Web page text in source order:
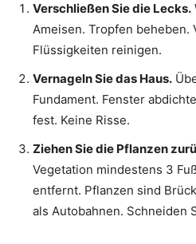
Verschließen Sie die Lecks.
Ameisen. Tropfen beheben.
Flüssigkeiten reinigen.
Vernageln Sie das Haus.
Fundament. Fenster
fest. Keine Risse.
Ziehen Sie die Pflanzen
Vegetation mindestens 3
entfernt. Pflanzen sind
als Autobahnen. Schneiden